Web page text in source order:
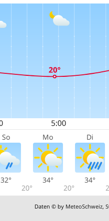
So Mo Di
32°
20°
34°
20°
34°
Daten © by MeteoSchweiz,